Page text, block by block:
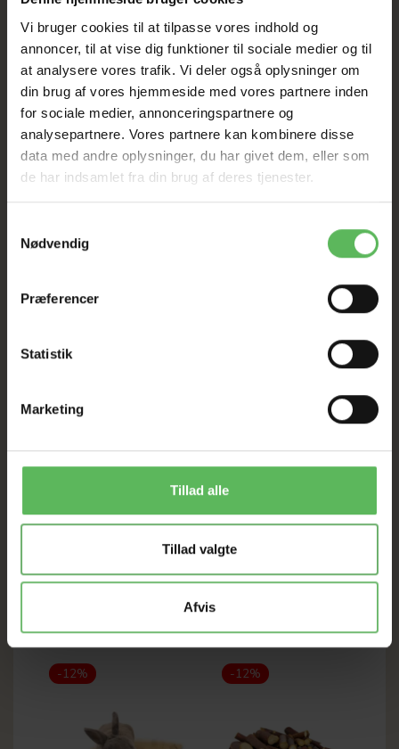
Vi bruger cookies til at tilpasse vores indhold og
annoncer, til at vise dig funktioner til sociale medier og til
at analysere vores trafik. Vi deler også oplysninger om
din brug af vores hjemmeside med vores partnere inden
for sociale medier, annonceringspartnere og
analysepartnere. Vores partnere kan kombinere disse
data med andre oplysninger, du har givet dem, eller som
de har indsamlet fra din brug af deres tjenester.
Nødvendig
Præferencer
Statistik
Marketing
Tillad alle
Tillad valgte
Afvis
HELE WEBSHOPPEN ER
SAT NED
Tilbud GÆLDER IKKE
I FYSISK BUTIKKERE
Sammensætning: 100% persille
-12% -12%